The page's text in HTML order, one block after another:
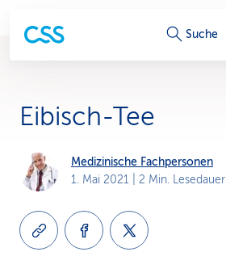
S
i
Suche
Eibisch-Tee
Medizinische Fachpersonen
1. Mai 2021 | 2 Min. Lesedauer